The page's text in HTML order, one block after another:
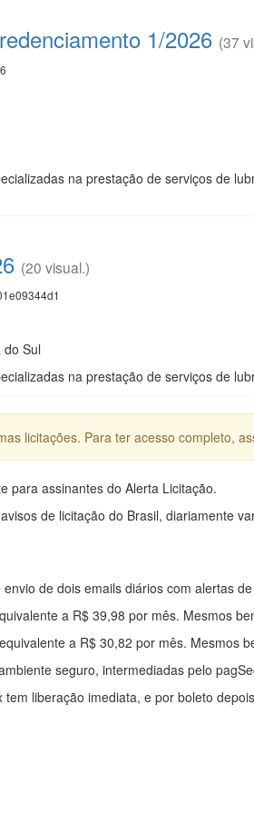
1/2026 (37
na prestação de serviços de
(20 visual.)
Sul
na prestação de serviços de
licitações. Para ter acesso completo,
para assinantes do Alerta Licitação.
de licitação do Brasil, diariamente
de dois emails diários com alertas
a R$ 39,98 por mês. Mesmos
a R$ 30,82 por mês. Mesmos
seguro, intermediadas pelo
liberação imediata, e por boleto